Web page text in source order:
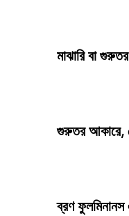
মাঝারি বা
গুরুতর আকারে,
ব্রণ ফুলমিনানস